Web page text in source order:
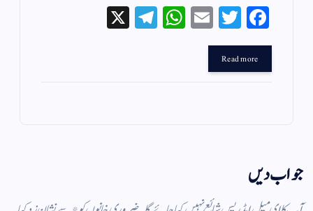
Fa
ce
bo
ok
T
wi
r
E
m
W
ha
Te
le
Read more
جواب دیں